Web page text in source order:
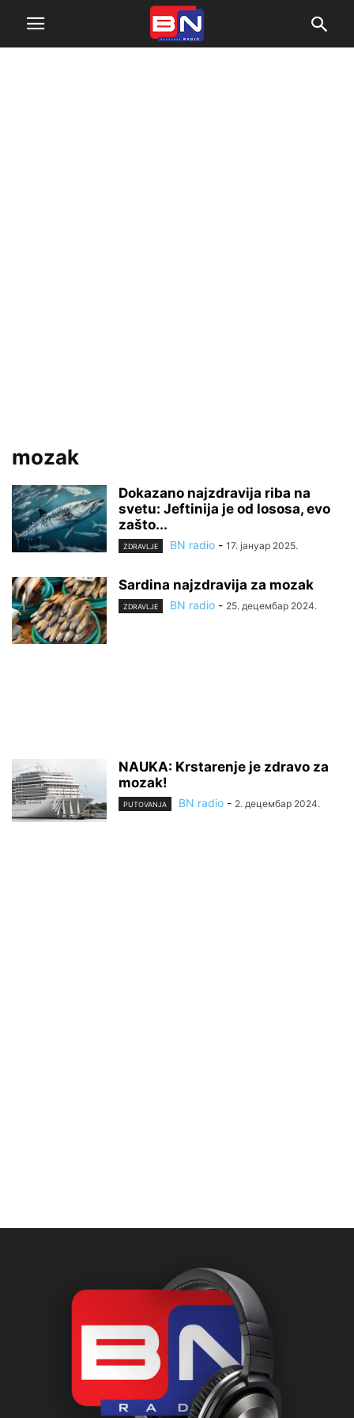
mozak
Dokazano najzdravija riba na
svetu: Jeftinija je od lososa, evo
zašto...
ZDRAVLJE BN radio - 17. јануар 2025.
Sardina najzdravija za mozak
ZDRAVLJE BN radio - 25. децембар 2024.
NAUKA: Krstarenje je zdravo za
mozak!
PUTOVANJA BN radio - 2. децембар 2024.